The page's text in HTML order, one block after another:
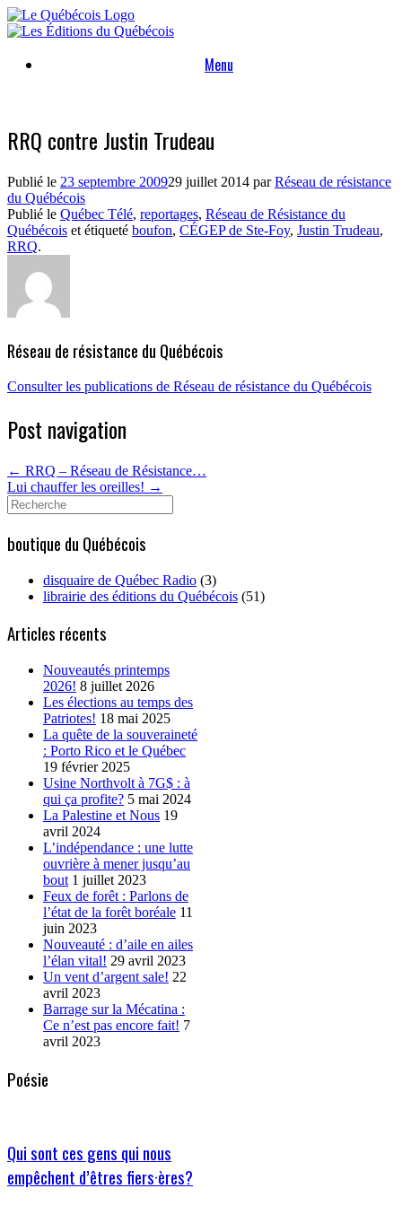
Skip
to
Menu
RRQ contre Justin Trudeau
Publié le 23 septembre 200929 juillet 2014 parRéseau de résistance
du Québécois
Publié le Québec Télé, reportages, Réseau de Résistance du
Québécois et étiqueté boufon, CÉGEP de Ste-Foy, Justin Trudeau,
RRQ.
Réseau de résistance du Québécois
Consulter les publications de Réseau de résistance du Québécois
Post navigation
← RRQ – Réseau de Résistance…
Lui chauffer les oreilles! →
Search
for:
boutique du Québécois
disquaire de Québec Radio (3)
librairie des éditions du Québécois (51)
Articles récents
Nouveautés printemps
2026! 8 juillet 2026
Les élections au temps des
Patriotes! 18 mai 2025
La quête de la souveraineté
: Porto Rico et le Québec
19 février 2025
Usine Northvolt à 7G$ : à
qui ça profite? 5 mai 2024
La Palestine et Nous 19
avril 2024
L’indépendance : une lutte
ouvrière à mener jusqu’au
bout 1 juillet 2023
Feux de forêt : Parlons de
l’état de la forêt boréale 11
juin 2023
Nouveauté : d’aile en ailes
l’élan vital! 29 avril 2023
Un vent d’argent sale! 22
avril 2023
Barrage sur la Mécatina :
Ce n’est pas encore fait! 7
avril 2023
Poésie
Qui sont ces gens qui nous
empêchent d’êtres fiers·ères?